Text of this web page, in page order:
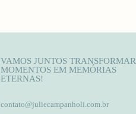
VAMOS JUNTOS TRANSFORMAR
MOMENTOS EM MEMÓRIAS
ETERNAS!
contato@juliecampanholi.com.br